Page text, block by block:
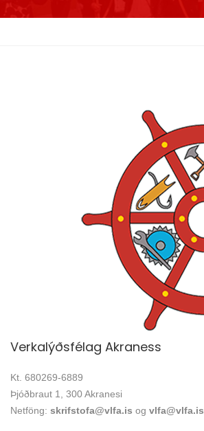
Verkalýðsfélag Akraness
Kt. 680269-6889
Þjóðbraut 1, 300 Akranesi
Netföng: skrifstofa@vlfa.is og vlfa@vlfa.is